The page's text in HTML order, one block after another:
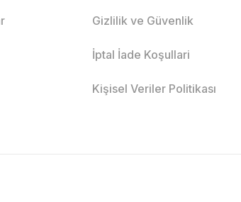
Gizlilik ve Güvenlik
İptal İade Koşullari
Kişisel Veriler Politikası